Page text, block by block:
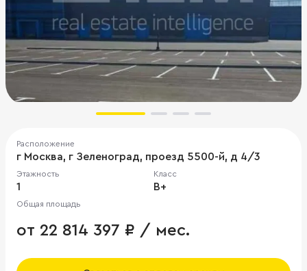
Расположение
г Москва, г Зеленоград, проезд 5500-й, д 4/3
Этажность
1
Класс
B+
Общая площадь
от 22 814 397 ₽ / мес.